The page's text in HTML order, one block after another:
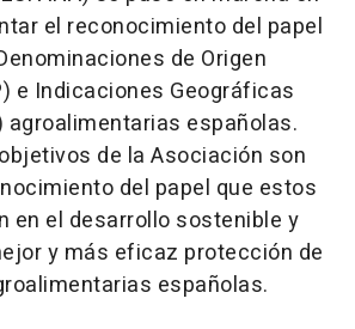
el reconocimiento del papel
de Origen
e Indicaciones Geográficas
agroalimentarias españolas.
de la Asociación son
del papel que estos
en el desarrollo sostenible y
y más eficaz protección de
españolas.